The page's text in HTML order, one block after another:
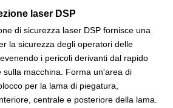
laser DSP
di sicurezza laser DSP fornisce una
la sicurezza degli operatori delle
i pericoli derivanti dal rapido
sulla macchina. Forma un'area di
per la lama di piegatura,
centrale e posteriore della lama.